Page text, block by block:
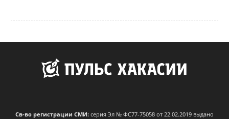
Св-во регистрации СМИ: серия Эл № ФС77-75058 от 22.02.2019 выдано